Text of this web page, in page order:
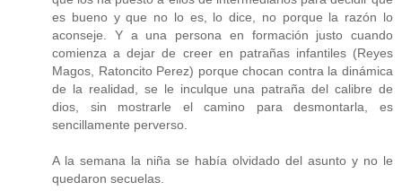
es bueno y que no lo es, lo dice, no porque la razón lo
aconseje. Y a una persona en formación justo cuando
comienza a dejar de creer en patrañas infantiles (Reyes
Magos, Ratoncito Perez) porque chocan contra la dinámica
de la realidad, se le inculque una patraña del calibre de
dios, sin mostrarle el camino para desmontarla, es
sencillamente perverso.
A la semana la niña se había olvidado del asunto y no le
quedaron secuelas.